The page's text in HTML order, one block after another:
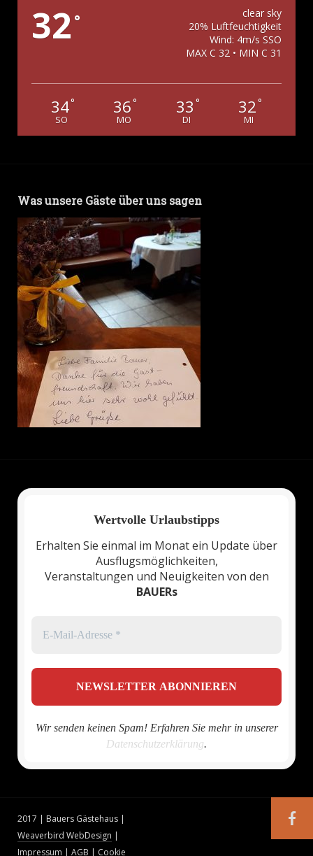
32 °
clear sky
20% Luftfeuchtigkeit
Wind: 4m/s SSO
MAX C 32 • MIN C 31
34°
SO
36 °
MO
33 °
DI
32 °
MI
Was unsere Gäste über uns sagen
Wertvolle Urlaubstipps
Erhalten Sie einmal im Monat ein Update über
Ausflugsmöglichkeiten,
Veranstaltungen und Neuigkeiten von den
BAUERs
Wir senden keinen Spam! Erfahren Sie mehr in unserer
Datenschutzerklärung.
2017 | Bauers Gästehaus |
Weaverbird WebDesign |
Impressum | AGB | Cookie